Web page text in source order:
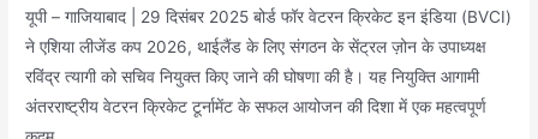
यूपी – गाजियाबाद | 29 दिसंबर 2025 बोर्ड फॉर वेटरन क्रिकेट इन इंडिया (BVCI)
ने एशिया लीजेंड कप 2026, थाईलैंड के लिए संगठन के सेंट्रल ज़ोन के उपाध्यक्ष
रविंद्र त्यागी को सचिव नियुक्त किए जाने की घोषणा की है। यह नियुक्ति आगामी
अंतरराष्ट्रीय वेटरन क्रिकेट टूर्नामेंट के सफल आयोजन की दिशा में एक महत्वपूर्ण